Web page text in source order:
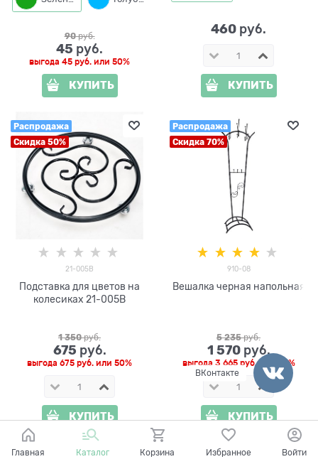
90 руб.
45 руб.
выгода 45 руб. или 50%
КУПИТЬ
460 руб.
КУПИТЬ
Распродажа
Скидка 50%
21-005B
Подставка для цветов на
колесиках 21-005B
1 350 руб.
675 руб.
выгода 675 руб. или 50%
КУПИТЬ
Распродажа
Скидка 70%
910-08
Вешалка черная напольная
5 235 руб.
1 570 руб.
выгода 3 665 руб.или 70%
КУПИТЬ
Распродажа
Главная Каталог Корзина Избранное Войти
ВКонтакте